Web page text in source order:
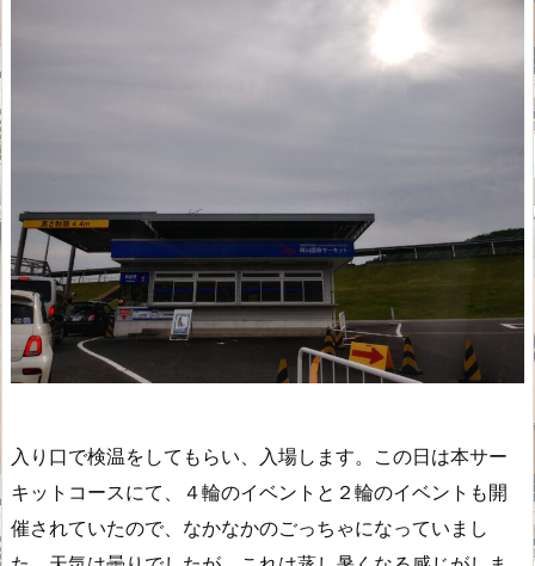
入り口で検温をしてもらい、入場します。この日は本サー
キットコースにて、４輪のイベントと２輪のイベントも開
催されていたので、なかなかのごっちゃになっていまし